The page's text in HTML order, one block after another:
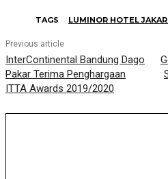
TAGS LUMINOR HOTEL
Previous article
InterContinental Bandung Dago
Pakar Terima Penghargaan
ITTA Awards 2019/2020